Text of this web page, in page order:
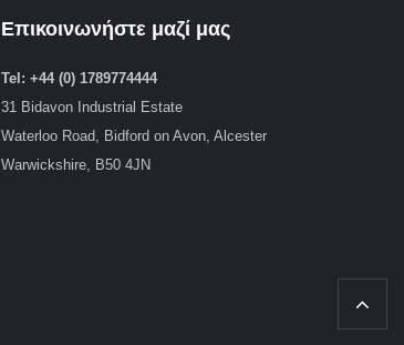
Επικοινωνήστε μαζί μας
Tel: +44 (0) 1789774444
31 Bidavon Industrial Estate
Waterloo Road, Bidford on Avon, Alcester
Warwickshire, B50 4JN